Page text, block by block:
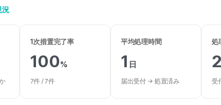
況
1次措置完了率
100%
7件 / 7件
平均処理時間
1 日
届出受付 → 処置済み
処
受